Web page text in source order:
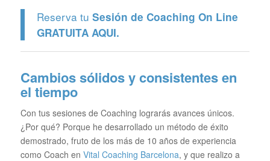
Reserva tu Sesión de Coaching On Line
GRATUITA AQUI.
Cambios sólidos y consistentes en
el tiempo
Con tus sesiones de Coaching lograrás avances únicos.
¿Por qué? Porque he desarrollado un método de éxito
demostrado, fruto de los más de 10 años de experiencia
como Coach en Vital Coaching Barcelona, y que realizo a